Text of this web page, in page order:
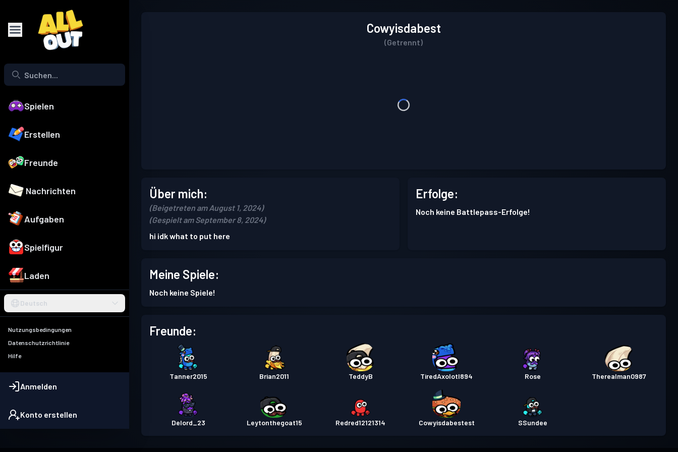
Spielen
Erstellen
Freunde
Nachrichten
Aufgaben
Spielfigur
Laden
Deutsch
Nutzungsbedingungen
Datenschutzrichtlinie
Hilfe
Anmelden
Konto erstellen
Cowyisdabest
(Getrennt)
Über mich:
(Beigetreten am August 1, 2024)
(Gespielt am September 8, 2024)
hi idk what to put here
Erfolge:
Noch keine Battlepass-Erfolge!
Meine Spiele:
Noch keine Spiele!
Freunde:
Tanner2015 Brian2011 TeddyB TiredAxolotl894 Rose Therealman0987
Delord_23 Leytonthegoat15 Redred12121314 Cowyisdabestest SSundee